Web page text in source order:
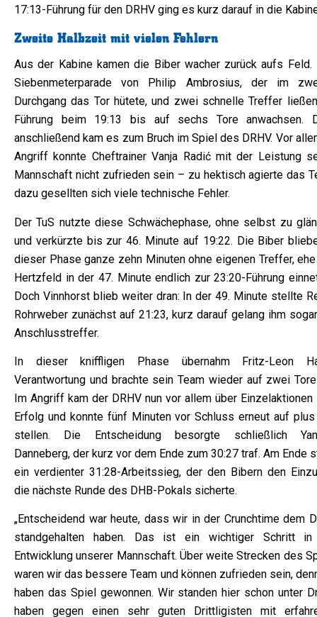
17:13-Führung für den DRHV ging es kurz darauf in die
Zweite Halbzeit mit vielen Fehlern
Aus der Kabine kamen die Biber wacher zurück aufs Feld.
Siebenmeterparade von Philip Ambrosius, der im
Durchgang das Tor hütete, und zwei schnelle Treffer
Führung beim 19:13 bis auf sechs Tore anwachsen.
anschließend kam es zum Bruch im Spiel des DRHV. Vor
Angriff konnte Cheftrainer Vanja Radić mit der Leistung
Mannschaft nicht zufrieden sein – zu hektisch agierte das
dazu gesellten sich viele technische Fehler.
Der TuS nutzte diese Schwächephase, ohne selbst zu
und verkürzte bis zur 46. Minute auf 19:22. Die Biber
dieser Phase ganze zehn Minuten ohne eigenen Treffer,
Hertzfeld in der 47. Minute endlich zur 23:20-Führung
Doch Vinnhorst blieb weiter dran: In der 49. Minute stellte
Rohrweber zunächst auf 21:23, kurz darauf gelang ihm
Anschlusstreffer.
In dieser kniffligen Phase übernahm Fritz-Leon
Verantwortung und brachte sein Team wieder auf zwei
Im Angriff kam der DRHV nun vor allem über Einzelaktionen
Erfolg und konnte fünf Minuten vor Schluss erneut auf
stellen. Die Entscheidung besorgte schließlich
Danneberg, der kurz vor dem Ende zum 30:27 traf. Am Ende
ein verdienter 31:28-Arbeitssieg, der den Bibern den
die nächste Runde des DHB-Pokals sicherte.
„Entscheidend war heute, dass wir in der Crunchtime dem
standgehalten haben. Das ist ein wichtiger Schritt
Entwicklung unserer Mannschaft. Über weite Strecken des
waren wir das bessere Team und können zufrieden sein,
haben das Spiel gewonnen. Wir standen hier schon unter
haben gegen einen sehr guten Drittligisten mit